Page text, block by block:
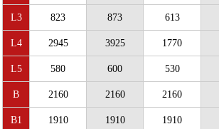
L3 823 873 613
L4 2945 3925 1770
L5 580 600 530
B 2160 2160 2160
B1 1910 1910 1910